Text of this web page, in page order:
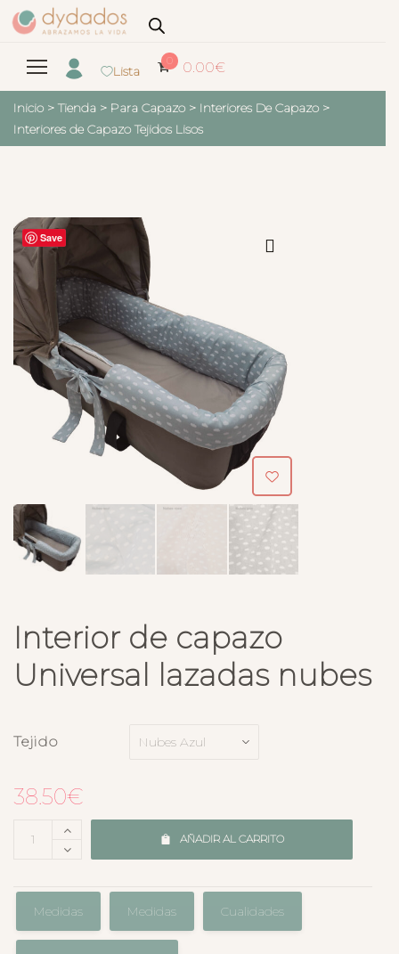
Lista
0 0.00€
Inicio > Tienda > Para Capazo > Interiores De Capazo >
Interiores de Capazo Tejidos Lisos
Save
Interior de capazo
Universal lazadas nubes
Tejido
38.50€
AÑADIR AL CARRITO
Medidas Medidas Cualidades